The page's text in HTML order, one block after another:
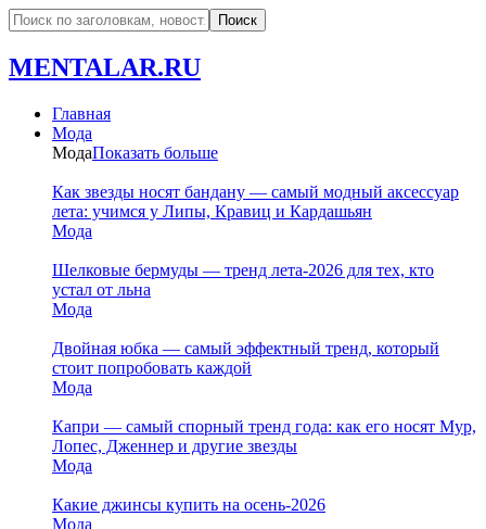
MENTALAR.RU
Главная
Мода
МодаПоказать больше
Как звезды носят бандану — самый модный аксессуар
лета: учимся у Липы, Кравиц и Кардашьян
Мода
Шелковые бермуды — тренд лета-2026 для тех, кто
устал от льна
Мода
Двойная юбка — самый эффектный тренд, который
стоит попробовать каждой
Мода
Капри — самый спорный тренд года: как его носят Мур,
Лопес, Дженнер и другие звезды
Мода
Какие джинсы купить на осень-2026
Мода